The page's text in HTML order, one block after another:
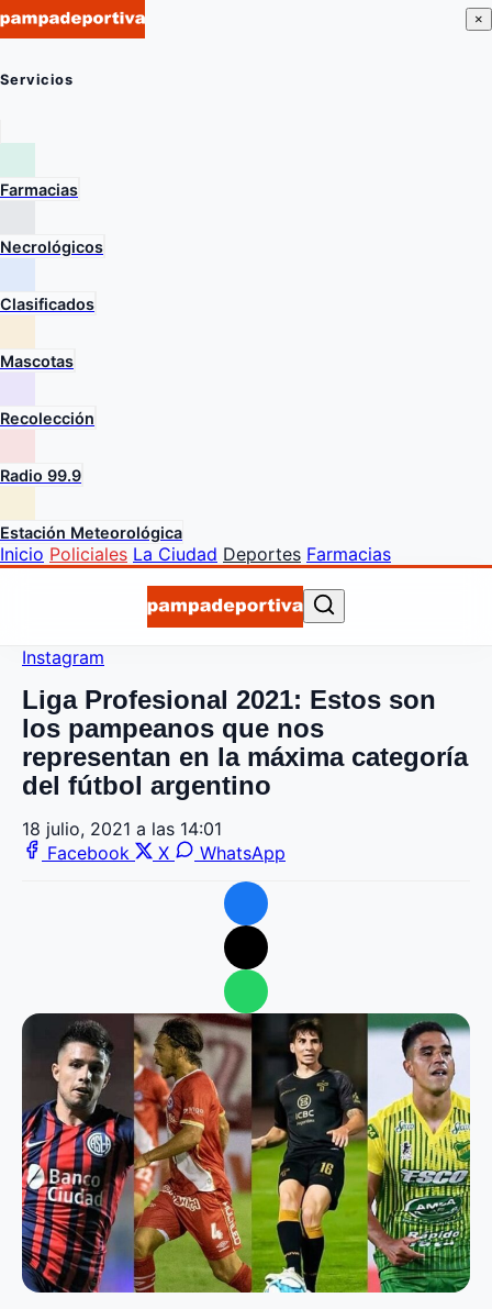
×
Servicios
Farmacias
Necrológicos
Clasificados
Mascotas
Recolección
Radio 99.9
Estación Meteorológica
Inicio Policiales La Ciudad Deportes Farmacias
Instagram
Liga Profesional 2021: Estos son
los pampeanos que nos
representan en la máxima categoría
del fútbol argentino
18 julio, 2021 a las 14:01
Facebook
X WhatsApp